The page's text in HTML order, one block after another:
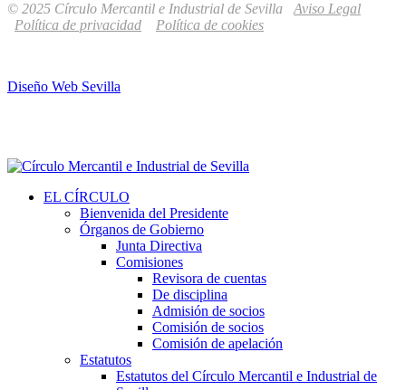
© 2025 Círculo Mercantil e Industrial de Sevilla Aviso Legal
Política de privacidad
Política de cookies
Diseño Web Sevilla
EL CÍRCULO
Bienvenida del Presidente
Órganos de Gobierno
Junta Directiva
Comisiones
Revisora de cuentas
De disciplina
Admisión de socios
Comisión de socios
Comisión de apelación
Estatutos
Estatutos del Círculo Mercantil e Industrial de